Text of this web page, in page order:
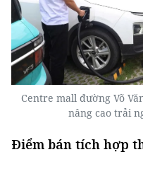
Centre mall đường Võ
nâng cao trải
Điểm bán tích hợp